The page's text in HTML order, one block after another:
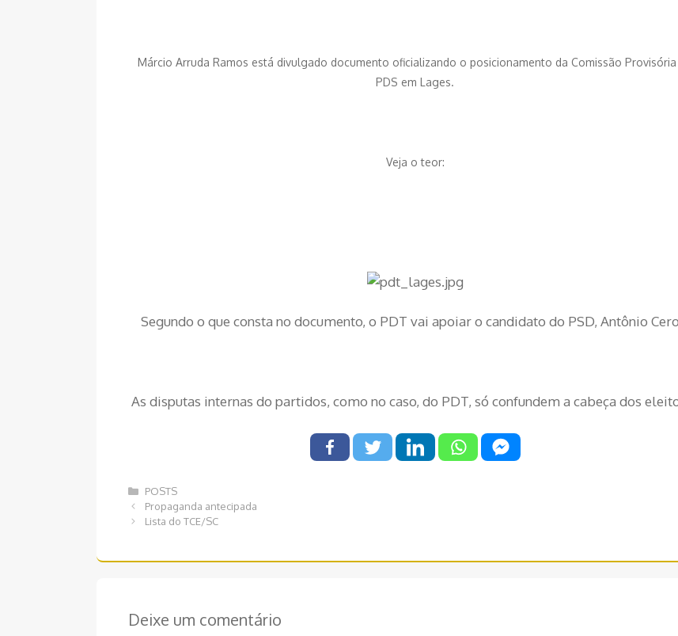
Márcio Arruda Ramos está divulgado documento oficializando o posicionamento da Comissão
PDS em Lages.
Veja o teor:
Segundo o que consta no documento, o PDT vai apoiar o candidato do PSD, Antônio
As disputas internas do partidos, como no caso, do PDT, só confundem a cabeça dos
Categorias
POSTS
Navegação
de
Propaganda antecipada
Lista do TCE/SC
Deixe um comentário